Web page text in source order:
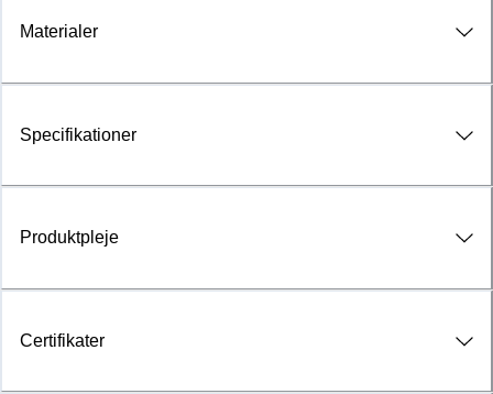
Materialer
Specifikationer
Produktpleje
Certifikater